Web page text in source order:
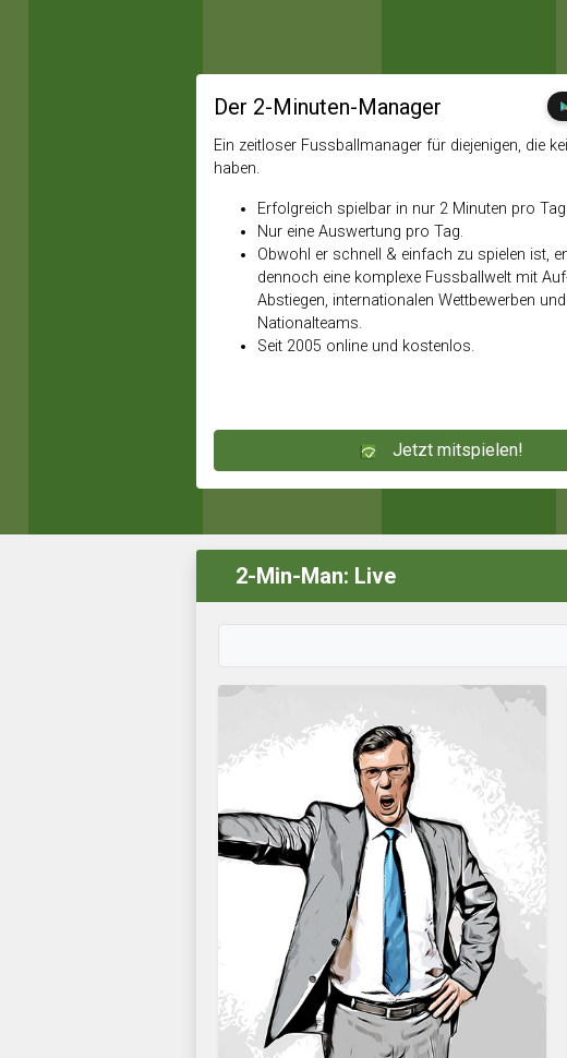
Der 2-Minuten-Manager
Ein zeitloser Fussballmanager für diejenigen, die
haben.
Erfolgreich spielbar in nur 2 Minuten pro Tag.
Nur eine Auswertung pro Tag.
Obwohl er schnell & einfach zu spielen ist,
dennoch eine komplexe Fussballwelt mit
Abstiegen, internationalen Wettbewerben und
Nationalteams.
Seit 2005 online und kostenlos.
Jetzt mitspielen!
2-Min-Man: Live